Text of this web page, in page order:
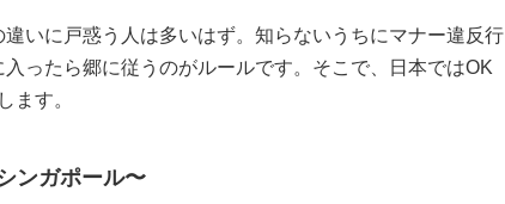
いに戸惑う人は多いはず。知らないうちにマナー違反行
ったら郷に従うのがルールです。そこで、日本ではOK
ます。
ンガポール〜